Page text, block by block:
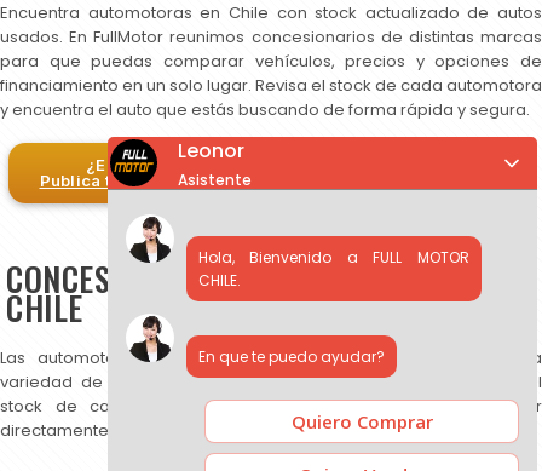
Encuentra automotoras en Chile con stock actualizado de autos
usados. En FullMotor reunimos concesionarios de distintas marcas
para que puedas comparar vehículos, precios y opciones de
financiamiento en un solo lugar. Revisa el stock de cada automotora
y encuentra el auto que estás buscando de forma rápida y segura.
¿Eres automotora?
Publica tus autos en FullMotor
CONCESIONARIOS DE AUTOS USADOS EN
CHILE
Las automotoras publicadas en FullMotor ofrecen una amplia
variedad de autos usados, SUV y camionetas. Puedes revisar el
stock de cada concesionario, comparar precios y contactar
directamente para más información.
Leonor
Asistente
Hola, Bienvenido a FULL MOTOR
CHILE.
En que te puedo ayudar?
Quiero Comprar